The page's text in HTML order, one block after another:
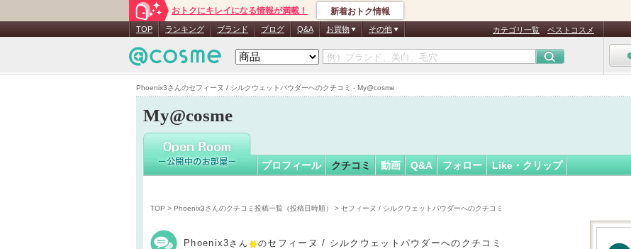
Phoenix3さんのセフィーヌ / シルクウェットパウダーへのクチコミ - My@cosme
おトクにキレイになる情報が満載！ 新着おトク情報
TOP ランキング ブランド ブログ Q&A お買物 その他 カテゴリ一覧 ベストコスメ
My@cosme
Phoenix3さん
認
証
プロフィール クチコミ 動画 Q&A フォロー Like・クリップ
TOP > Phoenix3さんのクチコミ投稿一覧（投稿日時順） > セフィーヌ / シルクウェットパウダーへのクチコミ
Phoenix3さん のセフィーヌ / シルクウェットパウダーへのクチコミ